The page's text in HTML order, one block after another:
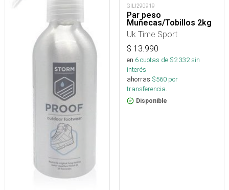
GILI290919
Par peso
Muñecas/Tobillos 2kg
Uk Time Sport
$ 13.990
en 6cuotas de $2.332sin
interés
ahorras $560 por
transferencia.
Disponible